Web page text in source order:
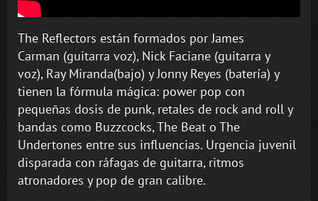
The Reflectors están formados por James
Carman (guitarra voz), Nick Faciane (guitarra y
voz), Ray Miranda(bajo) y Jonny Reyes (batería) y
tienen la fórmula mágica: power pop con
pequeñas dosis de punk, retales de rock and roll y
bandas como Buzzcocks, The Beat o The
Undertones entre sus influencias. Urgencia juvenil
disparada con ráfagas de guitarra, ritmos
atronadores y pop de gran calibre.